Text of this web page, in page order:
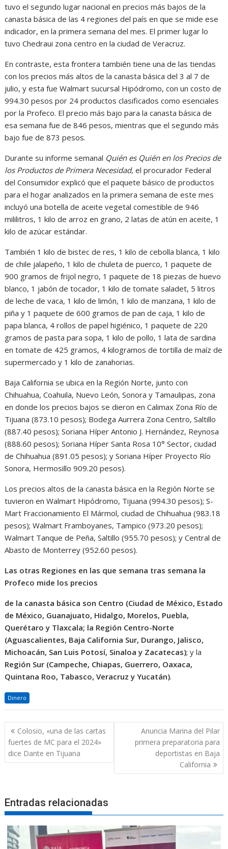
tuvo el segundo lugar nacional en precios más bajos de la
canasta básica de las 4 regiones del país en que se mide ese
indicador, en la primera semana del mes. El primer lugar lo
tuvo Chedraui zona centro en la ciudad de Veracruz.
En contraste, esta frontera también tiene una de las tiendas
con los precios más altos de la canasta básica del 3 al 7 de
julio, y esta fue Walmart sucursal Hipódromo, con un costo de
994.30 pesos por 24 productos clasificados como esenciales
por la Profeco. El precio más bajo para la canasta básica de
esa semana fue de 846 pesos, mientras que el segundo más
bajo fue de 873 pesos.
Durante su informe semanal Quién es Quién en los Precios de
los Productos de Primera Necesidad,el procurador Federal
del Consumidor explicó que el paquete básico de productos
para el hogar analizados en la primera semana de este mes
incluyó una botella de aceite vegetal comestible de 946
mililitros, 1 kilo de arroz en grano, 2 latas de atún en aceite, 1
kilo de azúcar estándar.
También 1 kilo de bistec de res, 1 kilo de cebolla blanca, 1 kilo
de chile jalapeño, 1 kilo de chuleta de puerco, 1 paquete de
900 gramos de frijol negro, 1 paquete de 18 piezas de huevo
blanco, 1 jabón de tocador, 1 kilo de tomate saladet, 5 litros
de leche de vaca, 1 kilo de limón, 1 kilo de manzana, 1 kilo de
piña y 1 paquete de 600 gramos de pan de caja, 1 kilo de
papa blanca, 4 rollos de papel higiénico, 1 paquete de 220
gramos de pasta para sopa, 1 kilo de pollo, 1 lata de sardina
en tomate de 425 gramos, 4 kilogramos de tortilla de maíz de
supermercado y 1 kilo de zanahorias.
Baja California se ubica en la Región Norte, junto con
Chihuahua, Coahuila, Nuevo León, Sonora y Tamaulipas, zona
en donde los precios bajos se dieron en Calimax Zona Río de
Tijuana (873.10 pesos); Bodega Aurrera Zona Centro, Saltillo
(887.40 pesos); Soriana Híper Antonio J. Hernández, Reynosa
(888.60 pesos); Soriana Híper Santa Rosa 10° Sector, ciudad
de Chihuahua (891.05 pesos); y Soriana Híper Proyecto Río
Sonora, Hermosillo 909.20 pesos).
Los precios altos de la canasta básica en la Región Norte se
tuvieron en Walmart Hipódromo, Tijuana (994.30 pesos); S-
Mart Fraccionamiento El Mármol, ciudad de Chihuahua (983.18
pesos); Walmart Framboyanes, Tampico (973.20 pesos);
Walmart Tanque de Peña, Saltillo (955.70 pesos); y Central de
Abasto de Monterrey (952.60 pesos).
Las otras Regiones en las que semana tras semana la
Profeco mide los precios
de la canasta básica son Centro (Ciudad de México, Estado
de México, Guanajuato, Hidalgo, Morelos, Puebla,
Querétaro y Tlaxcala; la Región Centro-Norte
(Aguascalientes, Baja California Sur, Durango, Jalisco,
Michoacán, San Luis Potosí, Sinaloa y Zacatecas); y la
Región Sur (Campeche, Chiapas, Guerrero, Oaxaca,
Quintana Roo, Tabasco, Veracruz y Yucatán).
Dinero
Navegación
de
entradas
Colosio, «una de las cartas
fuertes de MC para el 2024»
dice Dante en Tijuana
Anuncia Marina del Pilar
primera preparatoria para
deportistas en Baja
California
Entradas relacionadas